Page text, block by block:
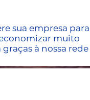
sua empresa para
muito
à nossa rede